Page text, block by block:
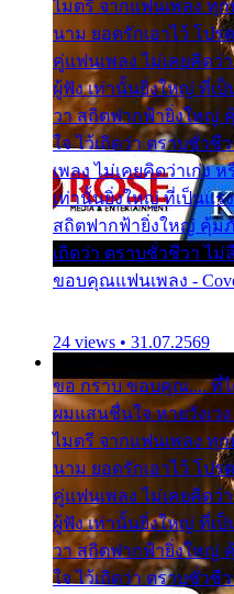
ไมตรี จากแฟนเพลง ทุ
นาม ยอดรักเอาไว้ โปร
คู่แฟนเพลง ไม่เคยคิดว่
ผู้ฟัง เท่านั้นยิ่งใหญ่ ที่เป็
วา สถิตฟากฟ้ายิ่งใหญ่
ใจ ไว้เถิดว่า ตราบชั่ว
เพลง ไม่เคยคิดว่าเก่ง
เท่านั้นยิ่งใหญ่ ที่เป็นแร
สถิตฟากฟ้ายิ่งใหญ่ คุ้มภั
เถิดว่า ตราบชั่วชีวา ไม่
ขอบคุณแฟนเพลง -
24 views • 31.07.2569
ขอ กราบ ขอบคุณ.... ที่
ผมแสนชื่นใจ หายวังเว
ไมตรี จากแฟนเพลง ทุ
นาม ยอดรักเอาไว้ โปร
คู่แฟนเพลง ไม่เคยคิดว่
ผู้ฟัง เท่านั้นยิ่งใหญ่ ที่เป็
วา สถิตฟากฟ้ายิ่งใหญ่
ใจ ไว้เถิดว่า ตราบชั่ว